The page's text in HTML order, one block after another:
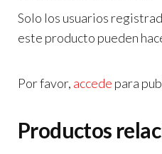
Solo los usuarios
este producto pueden
Por favor, accede para
Productos